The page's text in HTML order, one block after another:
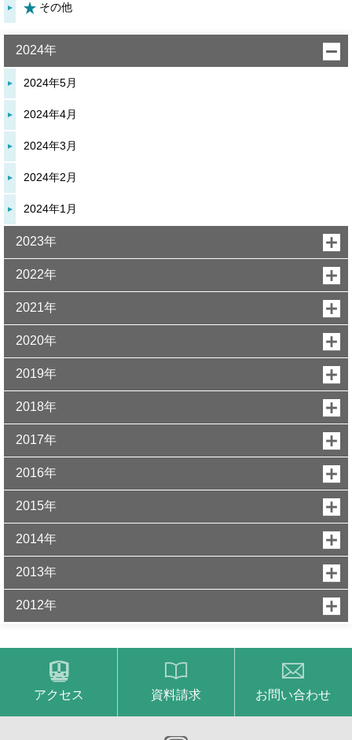
その他
2024年
2024年5月
2024年4月
2024年3月
2024年2月
2024年1月
2023年
2022年
2021年
2020年
2019年
2018年
2017年
2016年
2015年
2014年
2013年
2012年
アクセス 資料請求 お問い合わせ